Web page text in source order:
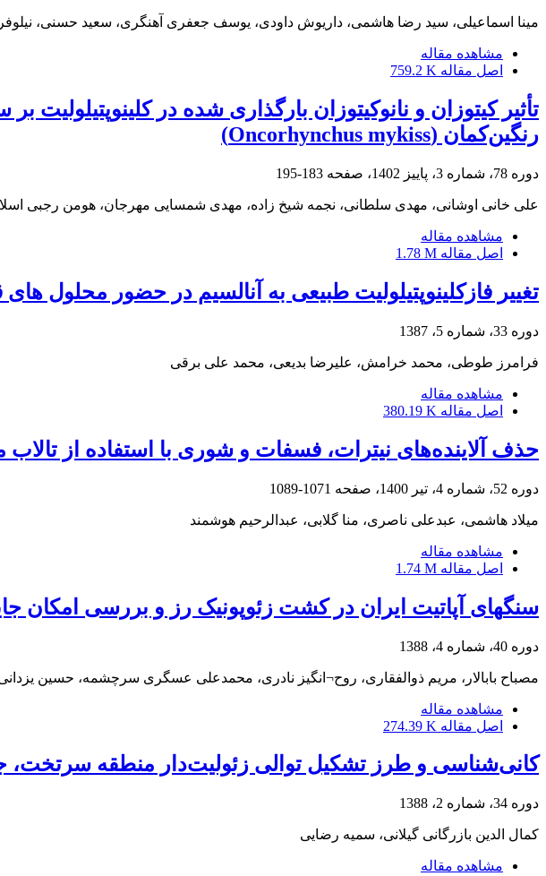
مینا اسماعیلی، سید رضا هاشمی، داریوش داودی، یوسف جعفری آهنگری، سعید حسنی، نیلوفر
مشاهده مقاله
اصل مقاله 759.2 K
تأثیر کیتوزان و نانوکیتوزان بارگذاری شده در
رنگین‌کمان (Oncorhynchus mykiss)
دوره 78، شماره 3، پاییز 1402، صفحه 183-195
علی خانی اوشانی، مهدی سلطانی، نجمه شیخ زاده، مهدی شمسایی مهرجان، هومن رجبی
مشاهده مقاله
اصل مقاله 1.78 M
تغییر فازکلینوپتیلولیت طبیعی به آنالسیم در حضور محلول های
دوره 33، شماره 5، 1387
فرامرز طوطی، محمد خرامش، علیرضا بدیعی، محمد علی برقی
مشاهده مقاله
اصل مقاله 380.19 K
حذف آلاینده‌های نیترات، فسفات و شوری با استفاده از
دوره 52، شماره 4، تیر 1400، صفحه 1071-1089
میلاد هاشمی، عبدعلی ناصری، منا گلابی، عبدالرحیم هوشمند
مشاهده مقاله
اصل مقاله 1.74 M
سنگ‎های آپاتیت ایران در کشت زئوپونیک رز و بررسی امکان جایگزین کردن آنها با کودهای فسفاته
دوره 40، شماره 4، 1388
مصباح بابالار، مریم ذوالفقاری، روح¬انگیز نادری، محمدعلی عسگری سرچشمه، حسین
مشاهده مقاله
اصل مقاله 274.39 K
کانی‌شناسی و طرز تشکیل توالی زئولیت‌دار منطقه
دوره 34، شماره 2، 1388
کمال الدین بازرگانی گیلانی، سمیه رضایی
مشاهده مقاله